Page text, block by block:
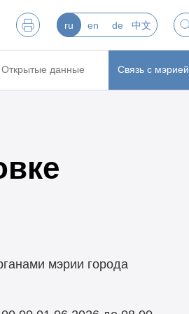
ru en de 中文
Открытые данные Связь с мэрией
мэрии города